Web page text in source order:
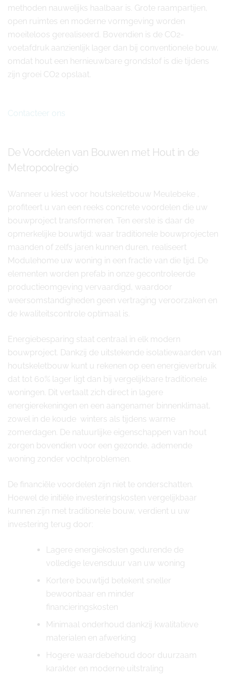
methoden nauwelijks haalbaar is. Grote raampartijen,
open ruimtes en moderne vormgeving worden
moeiteloos gerealiseerd. Bovendien is de CO2-
voetafdruk aanzienlijk lager dan bij conventionele bouw,
omdat hout een hernieuwbare grondstof is die tijdens
zijn groei CO2 opslaat.
Contacteer ons
De Voordelen van Bouwen met Hout in de
Metropoolregio
Wanneer u kiest voor houtskeletbouw Meulebeke ,
profiteert u van een reeks concrete voordelen die uw
bouwproject transformeren. Ten eerste is daar de
opmerkelijke bouwtijd: waar traditionele bouwprojecten
maanden of zelfs jaren kunnen duren, realiseert
Modulehome uw woning in een fractie van die tijd. De
elementen worden prefab in onze gecontroleerde
productieomgeving vervaardigd, waardoor
weersomstandigheden geen vertraging veroorzaken en
de kwaliteitscontrole optimaal is.
Energiebesparing staat centraal in elk modern
bouwproject. Dankzij de uitstekende isolatiewaarden van
houtskeletbouw kunt u rekenen op een energieverbruik
dat tot 60% lager ligt dan bij vergelijkbare traditionele
woningen. Dit vertaalt zich direct in lagere
energierekeningen en een aangenamer binnenklimaat,
zowel in de koude winters als tijdens warme
zomerdagen. De natuurlijke eigenschappen van hout
zorgen bovendien voor een gezonde, ademende
woning zonder vochtproblemen.
De financiële voordelen zijn niet te onderschatten.
Hoewel de initiële investeringskosten vergelijkbaar
kunnen zijn met traditionele bouw, verdient u uw
investering terug door:
Lagere energiekosten gedurende de
volledige levensduur van uw woning
Kortere bouwtijd betekent sneller
bewoonbaar en minder
financieringskosten
Minimaal onderhoud dankzij kwalitatieve
materialen en afwerking
Hogere waardebehoud door duurzaam
karakter en moderne uitstraling